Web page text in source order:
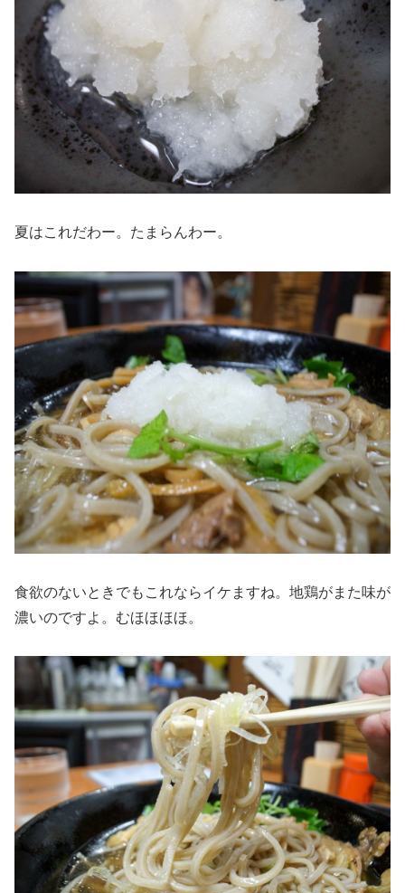
夏はこれだわー。たまらんわー。
食欲のないときでもこれならイケますね。地鶏がまた味が
濃いのですよ。むほほほほ。